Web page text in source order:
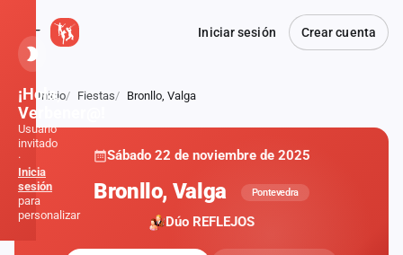
Iniciar sesión Crear cuenta
Atrás
Inicio Fiestas Bronllo, Valga
Sábado 22 de noviembre de 2025
Bronllo, Valga Pontevedra
Dúo REFLEJOS
¡Hola,
Verbener@!
Usuario
invitado
·
Inicia
sesión
para
personalizar